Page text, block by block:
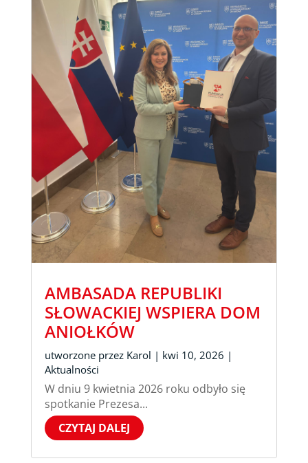
AMBASADA REPUBLIKI
SŁOWACKIEJ WSPIERA DOM
ANIOŁKÓW
utworzone przez Karol | kwi 10, 2026 |
Aktualności
W dniu 9 kwietnia 2026 roku odbyło się
spotkanie Prezesa...
CZYTAJ DALEJ